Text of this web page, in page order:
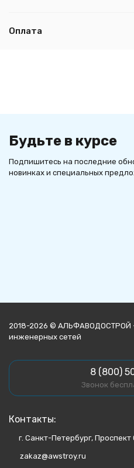
Оплата
Будьте в курсе
Подпишитесь на последние
новинках и специальных
2018-2026 © АЛЬФАВОДОСТРОЙ
инженерных сетей
8 (800)
Звонок
Контакты:
г. Санкт-Петербург,
zakaz@awstroy.ru